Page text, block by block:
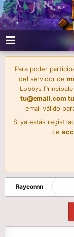
Para poder
del servidor de
Lobbys
tu@email.com
email válido
Si ya estás
de
Rayconnn